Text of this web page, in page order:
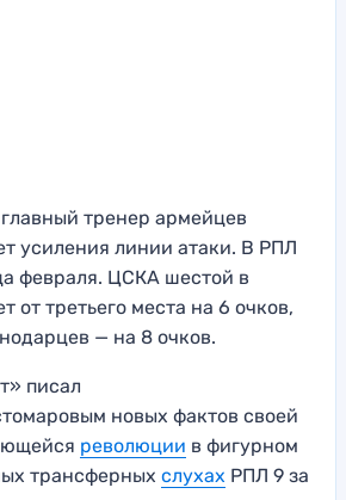
тренер армейцев
усиления линии атаки. В РПЛ
февраля. ЦСКА шестой в
от третьего места на 6 очков,
— на 8 очков.
писал
новых фактов своей
революции в фигурном
трансферных слухах РПЛ 9 за